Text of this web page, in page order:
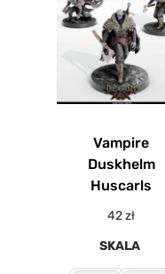
Vampire
Duskhelm
Huscarls
42zł
SKALA